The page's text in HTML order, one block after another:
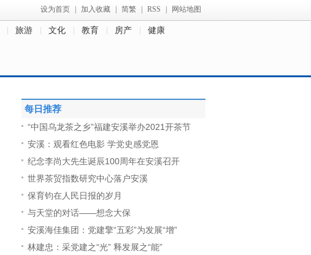
设为首页 加入收藏 简繁 RSS 网站地图
旅游 文化 教育 房产 健康
每日推荐
“中国乌龙茶之乡”福建安溪举办2021开茶节
安溪：观看红色电影 学党史感党恩
纪念李尚大先生诞辰100周年在安溪召开
世界茶贸指数研究中心落户安溪
保育钧在人民日报的岁月
与天堂的对话——想念大保
安溪海佳集团：党建擎“五彩”为发展“增”
林建忠：采党建之“光” 释发展之“能”